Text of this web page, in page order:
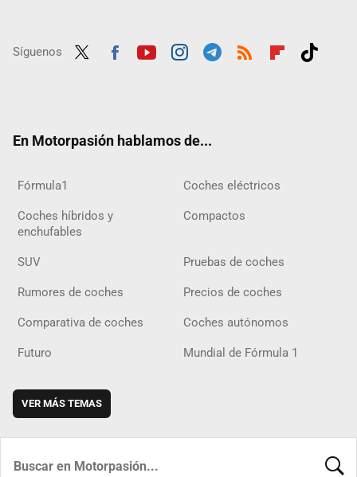
Síguenos
En Motorpasión hablamos de...
Fórmula1 Coches eléctricos
Coches híbridos y
enchufables
Compactos
SUV Pruebas de coches
Rumores de coches Precios de coches
Comparativa de coches Coches autónomos
Futuro Mundial de Fórmula 1
VER MÁS TEMAS